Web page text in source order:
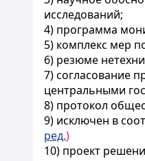
исследований;
4) программа
5) комплекс мер
6) резюме
7) согласование
центральными
8) протокол
9) исключен в
ред.)
10) проект